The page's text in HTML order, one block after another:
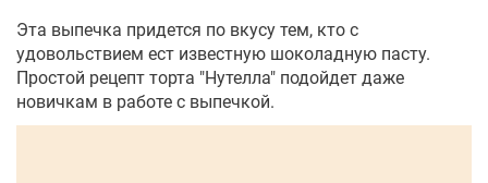
Эта выпечка придется по вкусу тем, кто с
удовольствием ест известную шоколадную пасту.
Простой рецепт торта "Нутелла" подойдет даже
новичкам в работе с выпечкой.